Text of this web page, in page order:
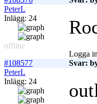
PeterL
Inlägg: 24
offline
Logga
#108577
Svar:
PeterL
Inlägg: 24